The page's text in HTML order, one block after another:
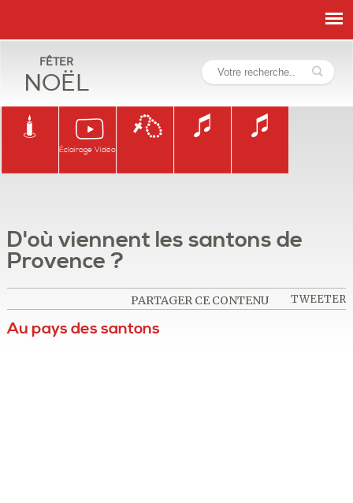
Fêter
Noël
Éclairage Vidéo
D'où viennent les santons de
Provence ?
PARTAGER CE CONTENU TWEETER
Au pays des santons